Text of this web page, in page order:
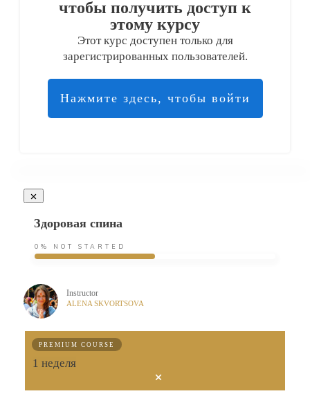
чтобы получить доступ к
этому курсу
Этот курс доступен только для
зарегистрированных пользователей.
Нажмите здесь, чтобы войти
Здоровая спина
0% NOT STARTED
Instructor
ALENA SKVORTSOVA
PREMIUM COURSE
1 неделя